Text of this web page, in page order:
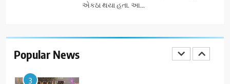
એકઠા થયા હતા. આ...
Popular News
ગુજરાતી OTT પ્લેટફોર્મ ‘જોજો’
(JOJO) નો વિશ્વભરમાં દબદબો
3